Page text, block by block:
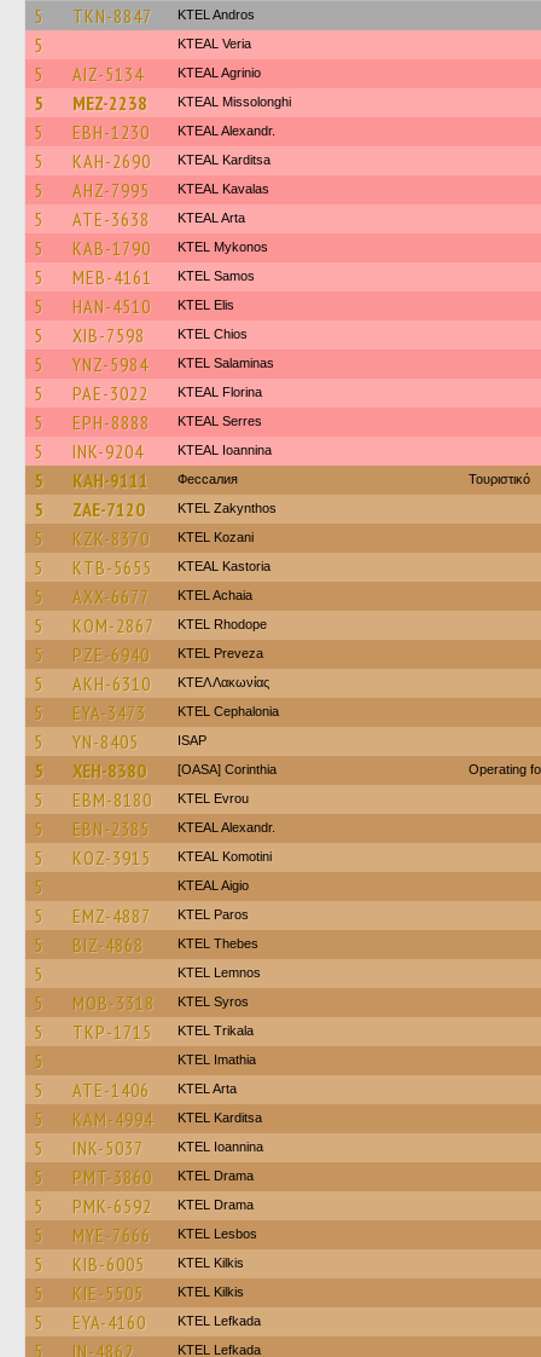
5 TKN-8847 KTEL Andros
5 KTEAL Veria
5 AIZ-5134 KTEAL Agrinio
5 MEZ-2238 KTEAL Missolonghi
5 EBH-1230 KTEAL Alexandr.
5 KAH-2690 KTEAL Karditsa
5 AHZ-7995 KTEAL Kavalas
5 ATE-3638 KTEAL Arta
5 KAB-1790 KTEL Mykonos
5 MEB-4161 KTEL Samos
5 HAN-4510 KTEL Elis
5 XIB-7598 KTEL Chios
5 YNZ-5984 KTEL Salaminas
5 PAE-3022 KTEAL Florina
5 EPH-8888 KTEAL Serres
5 INK-9204 KTEAL Ioannina
5 KAH-9111 Фессалия Τουριστικό
5 ZAE-7120 KTEL Zakynthos
5 KZK-8370 ΚΤΕL Kozani
5 KTB-5655 KTEAL Kastoria
5 AXX-6677 KTEL Achaia
5 KOM-2867 KTEL Rhodope
5 PZE-6940 KTEL Preveza
5 AKH-6310 ΚΤΕΛ Λακωνίας
5 EYA-3473 KTEL Cephalonia
5 YN-8405 ISAP
5 XEH-8380 [OASA] Corinthia Operating
5 EBM-8180 KTEL Evrou
5 EBN-2385 KTEAL Alexandr.
5 KOZ-3915 KTEAL Komotini
5 KTEAL Aigio
5 EMZ-4887 KTEL Paros
5 BIZ-4868 KTEL Thebes
5 KTEL Lemnos
5 MOB-3318 KTEL Syros
5 TKP-1715 ΚΤΕL Τrikala
5 KTEL Imathia
5 ATE-1406 KTEL Arta
5 KAM-4994 ΚΤΕL Karditsa
5 INK-5037 KTEL Ioannina
5 PMT-3860 KTEL Drama
5 PMK-6592 KTEL Drama
5 MYE-7666 KTEL Lesbos
5 KIB-6005 KTEL Kilkis
5 KIE-5505 KTEL Kilkis
5 EYA-4160 KTEL Lefkada
5 IN-4862 KTEL Lefkada